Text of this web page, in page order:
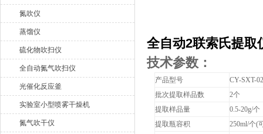
氮吹仪
蒸馏仪
硫化物吹扫仪
全自动氮气吹扫仪
光催化反应釜
实验室小型喷雾干燥机
氮气吹干仪
全自动2联索氏提取
技术参数：
产品型号
CY-SXT-
批次提取样品数
2个
提取样品量
0.5-20g/个
提取瓶容积
250ml/个(